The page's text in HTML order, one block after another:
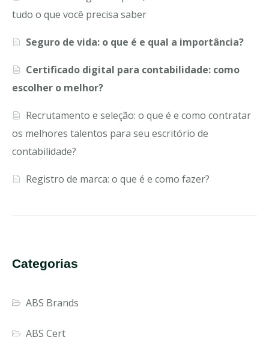
tudo o que você precisa saber
Seguro de vida: o que é e qual a importância?
Certificado digital para contabilidade: como
escolher o melhor?
Recrutamento e seleção: o que é e como contratar
os melhores talentos para seu escritório de
contabilidade?
Registro de marca: o que é e como fazer?
Categorias
ABS Brands
ABS Cert